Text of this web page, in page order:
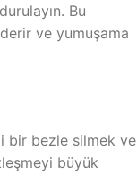
Bu
ve yumuşama
bir bezle silmek ve
büyük